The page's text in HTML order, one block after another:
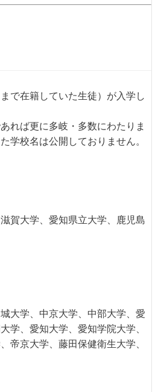
で在籍していた生徒）が入学し
れば更に多岐・多数にわたりま
学校名は公開しておりません。
賀大学、愛知県立大学、鹿児島
大学、中京大学、中部大学、愛
学、愛知大学、愛知学院大学、
帝京大学、藤田保健衛生大学、